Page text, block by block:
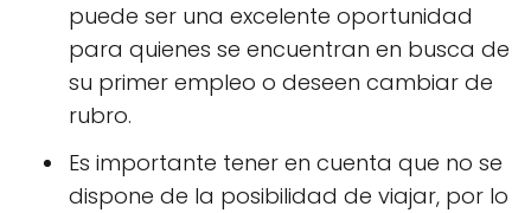
puede ser una excelente oportunidad
para quienes se encuentran en busca de
su primer empleo o deseen cambiar de
rubro.
Es importante tener en cuenta que no se
dispone de la posibilidad de viajar, por lo